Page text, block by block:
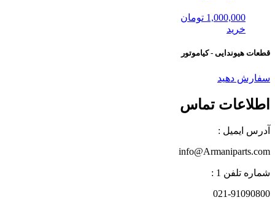
1,000,000 تومان
خرید
قطعات هیوندایی - کیاموتور
سفارش دهید
اطلاعات تماس
آدرس ایمیل :
info@Armaniparts.com
شماره تلفن 1 :
021-91090800